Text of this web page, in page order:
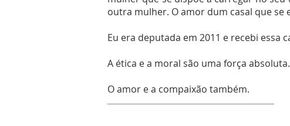
outra mulher. O amor dum casal que
Eu era deputada em 2011 e recebi essa
A ética e a moral são uma força absoluta.
O amor e a compaixão também.